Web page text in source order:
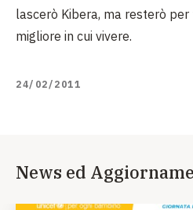
lascerò Kibera, ma resterò
migliore in cui vivere.
24/02/2011
News ed